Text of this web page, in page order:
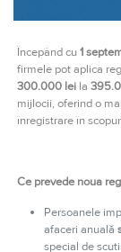
Începând cu1
firmele pot aplica
300.000 lei la
mijlocii, oferind o
înregistrare în
Ce prevede noua
Persoanele
afaceri anuală
special de